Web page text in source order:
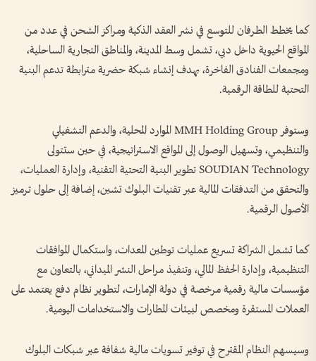
كما يخطط الطرفان للتوسع في نشر العقد الذكية ومراكز الشحن في عدد من
المواقع الحيوية داخل دبي، تشمل وسط المدينة، والمناطق التجارية الساحلية،
ومجمعات الفنادق الفاخرة، بهدف إنشاء شبكة حضرية مترابطة تدعم البنية
التحتية للطاقة الرقمية.
وستوفر MMH Holding Group الموارد المحلية، والدعم التشغيلي
والتنظيمي، وتسهيل الوصول إلى المواقع الاستراتيجية، في حين ستتولى
SOUDIAN Technology تطوير البنية التحتية التقنية، وإدارة العمليات،
والتحقق من التدفقات المالية عبر تقنيات البلوك تشين، إضافة إلى حلول ترميز
الأصول الرقمية.
كما تشمل الشراكة تسريع عمليات توطين المعدات، واستكمال الموافقات
التنظيمية، وإدارة الحفظ المالي، وتنفيذ مراحل النشر الميداني، بالتعاون مع
مؤسسات مالية رقمية مرخصة في دولة الإمارات، لتطوير نظام دفع يعتمد على
العملات المستقرة ومخصص لبيئات المطارات والاستخدامات اليومية.
وسيسهم النظام المقترح في توفير تسويات مالية شفافة عبر شبكات البلوك